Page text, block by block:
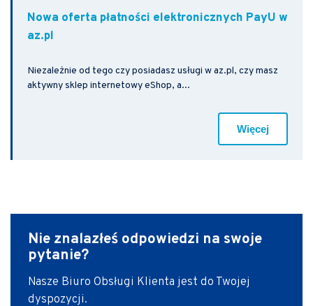
Nowa oferta płatności elektronicznych PayU w
az.pl
Niezależnie od tego czy posiadasz usługi w az.pl, czy masz
aktywny sklep internetowy eShop, a...
Więcej
Nie znalazłeś odpowiedzi na swoje
pytanie?
Nasze Biuro Obsługi Klienta jest do Twojej
dyspozycji.